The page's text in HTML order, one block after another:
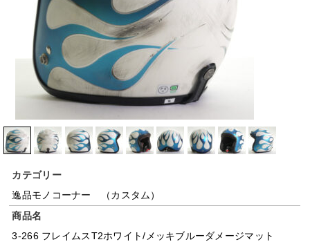
カテゴリー
逸品モノコーナー （カスタム）
商品名
3-266 フレイムスT2ホワイト/メッキブルーダメージマット